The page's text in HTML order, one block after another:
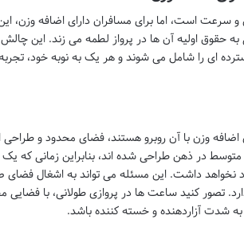
سرعت است، اما برای مسافران دارای اضافه وزن،
اولیه آن ها در پرواز لطمه می زند. این چالش
ای را شامل می شوند و هر یک به نوبه خود،
وزن با آن روبرو هستند، فضای محدود و طراحی
در ذهن طراحی شده اند، بنابراین زمانی که
نخواهد داشت. این مسئله می تواند به اشغال
تصور کنید ساعت ها در پروازی طولانی، با فضایی
شدت آزاردهنده و خسته کننده باشد.